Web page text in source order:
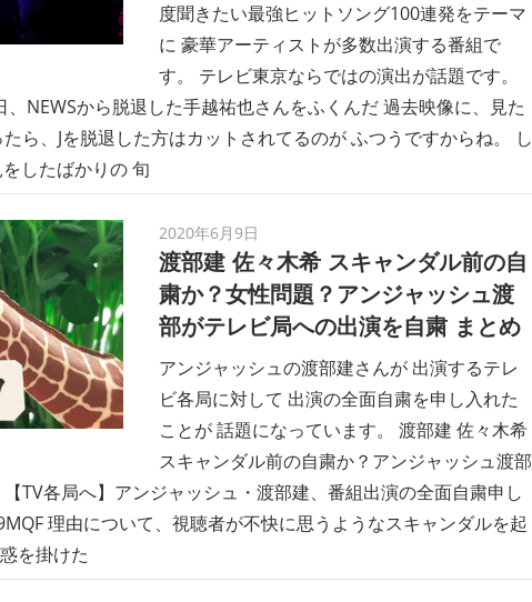
度聞きたい最強ヒットソング100連発をテーマ
に 豪華アーティストが多数出演する番組で
す。 テレビ東京ならではの演出が話題です。
NEWSから脱退した手越祐也さんをふくんだ 過去映像に、見た
ら、Jを脱退した方はカットされてるのが ふつうですからね。 し
したばかりの 旬
2020年6月9日
渡部建 佐々木希 スキャンダル前の自
粛か？女性問題？アンジャッシュ渡
部がテレビ局への出演を自粛 まとめ
アンジャッシュの渡部建さんが 出演するテレ
ビ各局に対して 出演の全面自粛を申し入れた
ことが 話題になっています。 渡部建 佐々木希
スキャンダル前の自粛か？アンジャッシュ渡部
TV各局へ】アンジャッシュ・渡部建、番組出演の全面自粛申し
理由について、視聴者が不快に思うようなスキャンダルを起
を掛けた